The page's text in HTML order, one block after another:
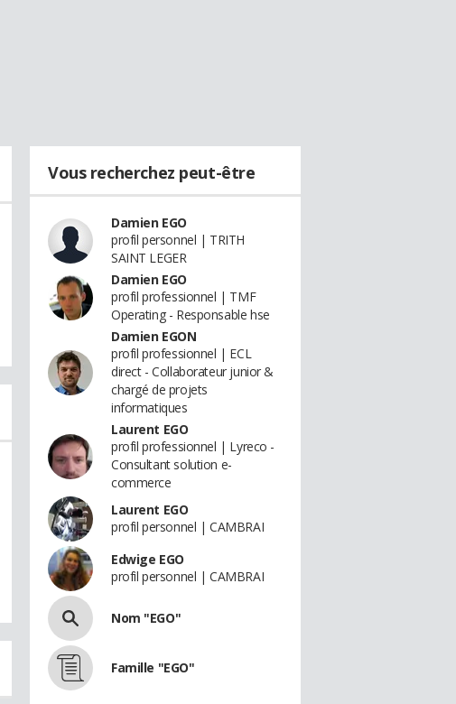
Vous recherchez peut-être
Damien EGO
profil personnel | TRITH
SAINT LEGER
Damien EGO
profil professionnel | TMF
Operating - Responsable hse
Damien EGON
profil professionnel | ECL
direct - Collaborateur junior &
chargé de projets
informatiques
Laurent EGO
profil professionnel | Lyreco -
Consultant solution e-
commerce
Laurent EGO
profil personnel | CAMBRAI
Edwige EGO
profil personnel | CAMBRAI
Nom "EGO"
Famille "EGO"